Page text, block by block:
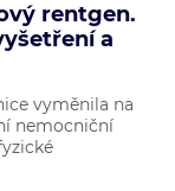
rentgen.
a
vyměnila na
nemocniční